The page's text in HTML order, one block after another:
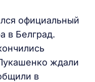
официальный
в Белград.
ждали
в